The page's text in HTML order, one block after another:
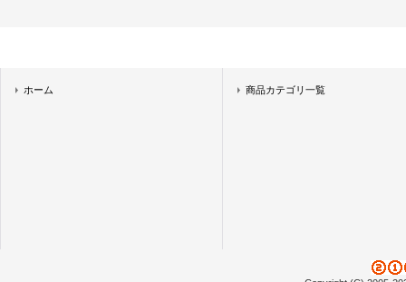
ホーム 商品カテゴリ一覧